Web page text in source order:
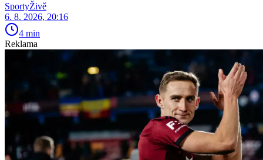
SportyŽivě
6. 8. 2026, 20:16
4 min
Reklama